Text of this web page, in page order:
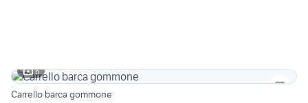
6
Carrello barca gommone